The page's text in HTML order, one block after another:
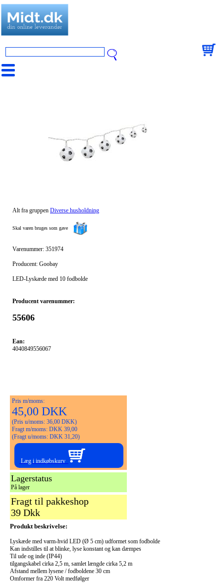
Alt fra gruppen Diverse husholdning
Skal varen bruges som gave
Varenummer: 351974
Producent: Goobay
LED-Lyskæde med 10 fodbolde
Producent varenummer:
55606
Ean:
4040849556067
Pris m/moms:
45,00 DKK
(Pris u/moms: 36,00 DKK)
Fragt m/moms: DKK 39,00
(Fragt u/moms: DKK 31,20)
Læg i indkøbskurv
Lagerstatus
På lager
Fragt til pakkeshop
39 Dkk
Produkt beskrivelse:
Lyskæde med varm-hvid LED (Ø 5 cm) udformet som fodbolde
Kan indstilles til at blinke, lyse konstant og kan dæmpes
Til ude og inde (IP44)
tilgangskabel cirka 2,5 m, samlet længde cirka 5,2 m
Afstand mellem lysene / fodboldene 30 cm
Omformer fra 220 Volt medfølger